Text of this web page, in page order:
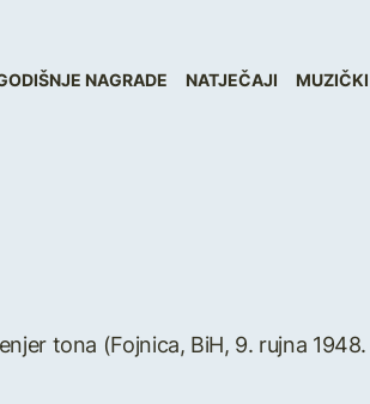
NAGRADE NATJEČAJI
tona (Fojnica, BiH, 9. rujna 1948.